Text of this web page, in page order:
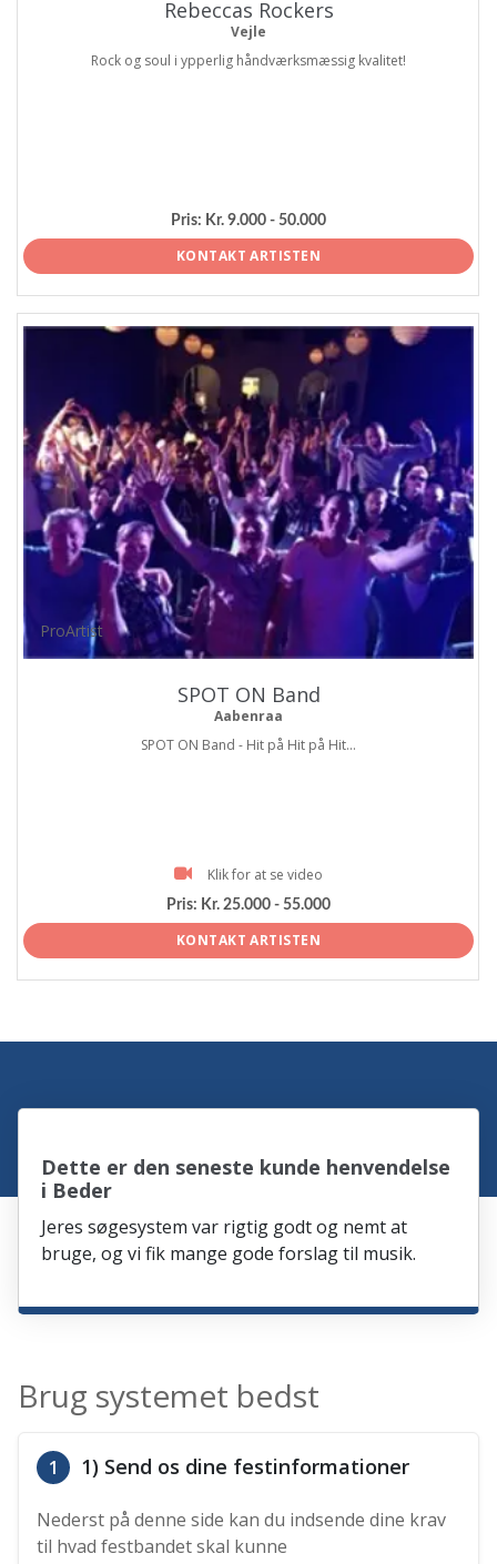
Rebeccas Rockers
Vejle
Rock og soul i ypperlig håndværksmæssig kvalitet!
Pris: Kr. 9.000 - 50.000
KONTAKT ARTISTEN
ProArtist
SPOT ON Band
Aabenraa
SPOT ON Band - Hit på Hit på Hit...
Klik for at se video
Pris: Kr. 25.000 - 55.000
KONTAKT ARTISTEN
Dette er den seneste kunde henvendelse
i Beder
Jeres søgesystem var rigtig godt og nemt at
bruge, og vi fik mange gode forslag til musik.
Brug systemet bedst
1 1) Send os dine festinformationer
Nederst på denne side kan du indsende dine krav
til hvad festbandet skal kunne